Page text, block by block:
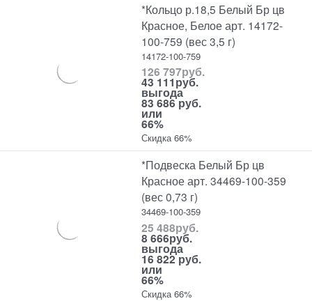
*Кольцо р.18,5 Белый Бр цв
Красное, Белое арт. 14172-
100-759 (вес 3,5 г)
14172-100-759
126 797руб.
43 111руб.
выгода
83 686 руб.
или
66%
Скидка 66%
*Подвеска Белый Бр цв
Красное арт. 34469-100-359
(вес 0,73 г)
34469-100-359
25 488руб.
8 666руб.
выгода
16 822 руб.
или
66%
Скидка 66%